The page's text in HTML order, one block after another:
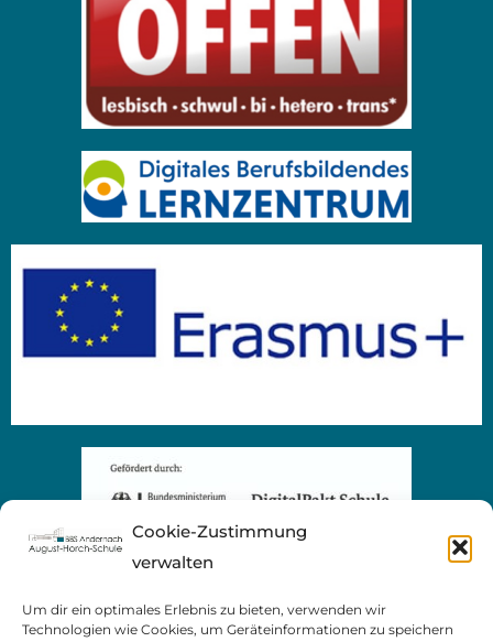
Cookie-Zustimmung
verwalten
Um dir ein optimales Erlebnis zu bieten, verwenden wir
Technologien wie Cookies, um Geräteinformationen zu speichern